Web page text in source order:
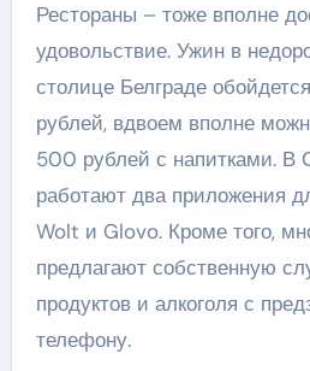
Рестораны – тоже вполне
удовольствие. Ужин в
столице Белграде
рублей, вдвоем вполне
500 рублей с напитками. В
работают два приложения
Wolt и Glovo. Кроме того,
предлагают собственную
продуктов и алкоголя с
телефону.